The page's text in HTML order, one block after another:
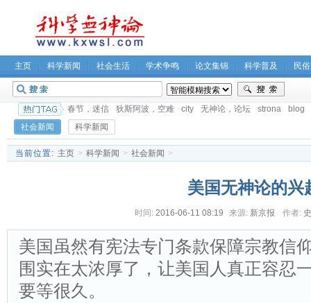
主页 科学新闻 社会生活 学术争鸣 论文集锦 科学普及 民
春节，迷信 狄斯阿波，空难 city 无神论，论坛 strona
blog
社会新闻
科学新闻
当前位置: 主页 > 科学新闻 > 社会新闻 >
美国无神论的兴
时间: 2016-06-11 08:19 来源: 新京报 作者:
美国虽然有宪法专门条款保障宗教信
围实在太浓厚了，让美国人真正容忍
要等很久。